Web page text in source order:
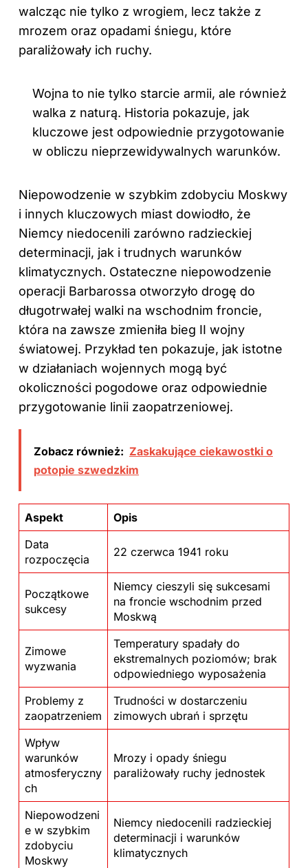
walcząc nie tylko z wrogiem, lecz także z
mrozem oraz opadami śniegu, które
paraliżowały ich ruchy.
Wojna to nie tylko starcie armii, ale również
walka z naturą. Historia pokazuje, jak
kluczowe jest odpowiednie przygotowanie
w obliczu nieprzewidywalnych warunków.
Niepowodzenie w szybkim zdobyciu Moskwy
i innych kluczowych miast dowiodło, że
Niemcy niedocenili zarówno radzieckiej
determinacji, jak i trudnych warunków
klimatycznych. Ostateczne niepowodzenie
operacji Barbarossa otworzyło drogę do
długotrwałej walki na wschodnim froncie,
która na zawsze zmieniła bieg II wojny
światowej. Przykład ten pokazuje, jak istotne
w działaniach wojennych mogą być
okoliczności pogodowe oraz odpowiednie
przygotowanie linii zaopatrzeniowej.
Zobacz również: Zaskakujące ciekawostki o
potopie szwedzkim
Aspekt
Opis
Data
rozpoczęcia
22 czerwca 1941 roku
Początkowe
sukcesy
Niemcy cieszyli się sukcesami
na froncie wschodnim przed
Moskwą
Zimowe
wyzwania
Temperatury spadały do
ekstremalnych poziomów; brak
odpowiedniego wyposażenia
Problemy z
zaopatrzeniem
Trudności w dostarczeniu
zimowych ubrań i sprzętu
Wpływ
warunków
atmosferyczny
ch
Mrozy i opady śniegu
paraliżowały ruchy jednostek
Niepowodzeni
e w szybkim
zdobyciu
Moskwy
Niemcy niedocenili radzieckiej
determinacji i warunków
klimatycznych